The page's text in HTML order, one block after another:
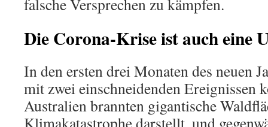
falsche Versprechen zu kämpfen.
Die Corona-Krise ist auch eine
In den ersten drei Monaten des neuen
mit zwei einschneidenden Ereignissen
Australien brannten gigantische
Klimakatastrophe darstellt, und